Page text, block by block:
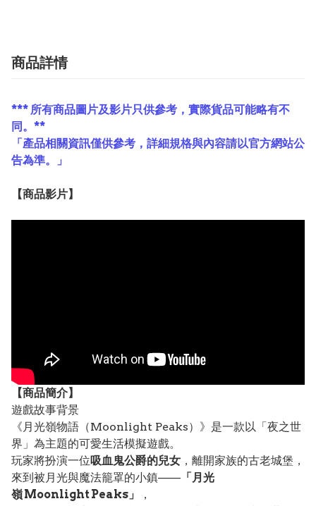
商品詳情
*** 所有商品圖片及影片只供參考，實際貨品可能略有不
同。**
「產品相關資訊僅供參考，詳細規格與內容請以官方網站公
告為準。」
【商品影片】
【商品簡介】
遊戲故事背景
《月光嶺物語（Moonlight Peaks）》是一款以「夜之世
界」為主題的可愛生活模擬遊戲。
玩家將扮演一位吸血鬼公爵的兒女 ，離開家族的古老城堡，
來到被月光與魔法籠罩的小鎮—— 「月光
嶺 Moonlight Peaks」
，